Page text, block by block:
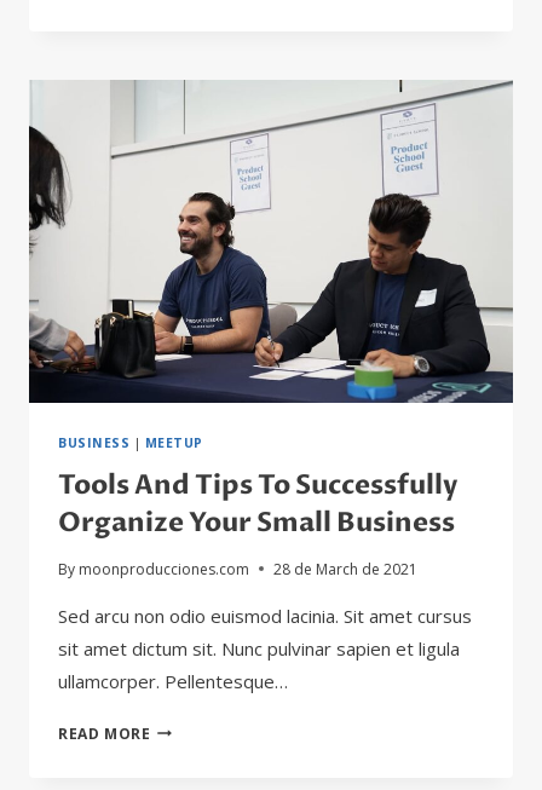
WHAT
AND
WRITE
BUSINESS | MEETUP
Tools And Tips To Successfully
Organize Your Small Business
By moonproducciones.com 28 de March de 2021
Sed arcu non odio euismod lacinia. Sit amet cursus
sit amet dictum sit. Nunc pulvinar sapien et ligula
ullamcorper. Pellentesque…
READ MORE TOOLS